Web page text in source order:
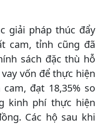
giải pháp thúc đẩy
cam, tỉnh cũng đã
sách đặc thù hỗ
vốn để thực hiện
đạt 18,35% so
kinh phí thực hiện
Các hộ sau khi